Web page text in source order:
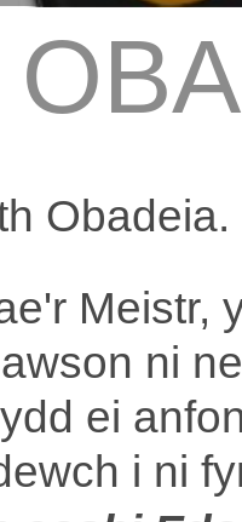
Obadeia.
Meistr,
ni
ei
i ni